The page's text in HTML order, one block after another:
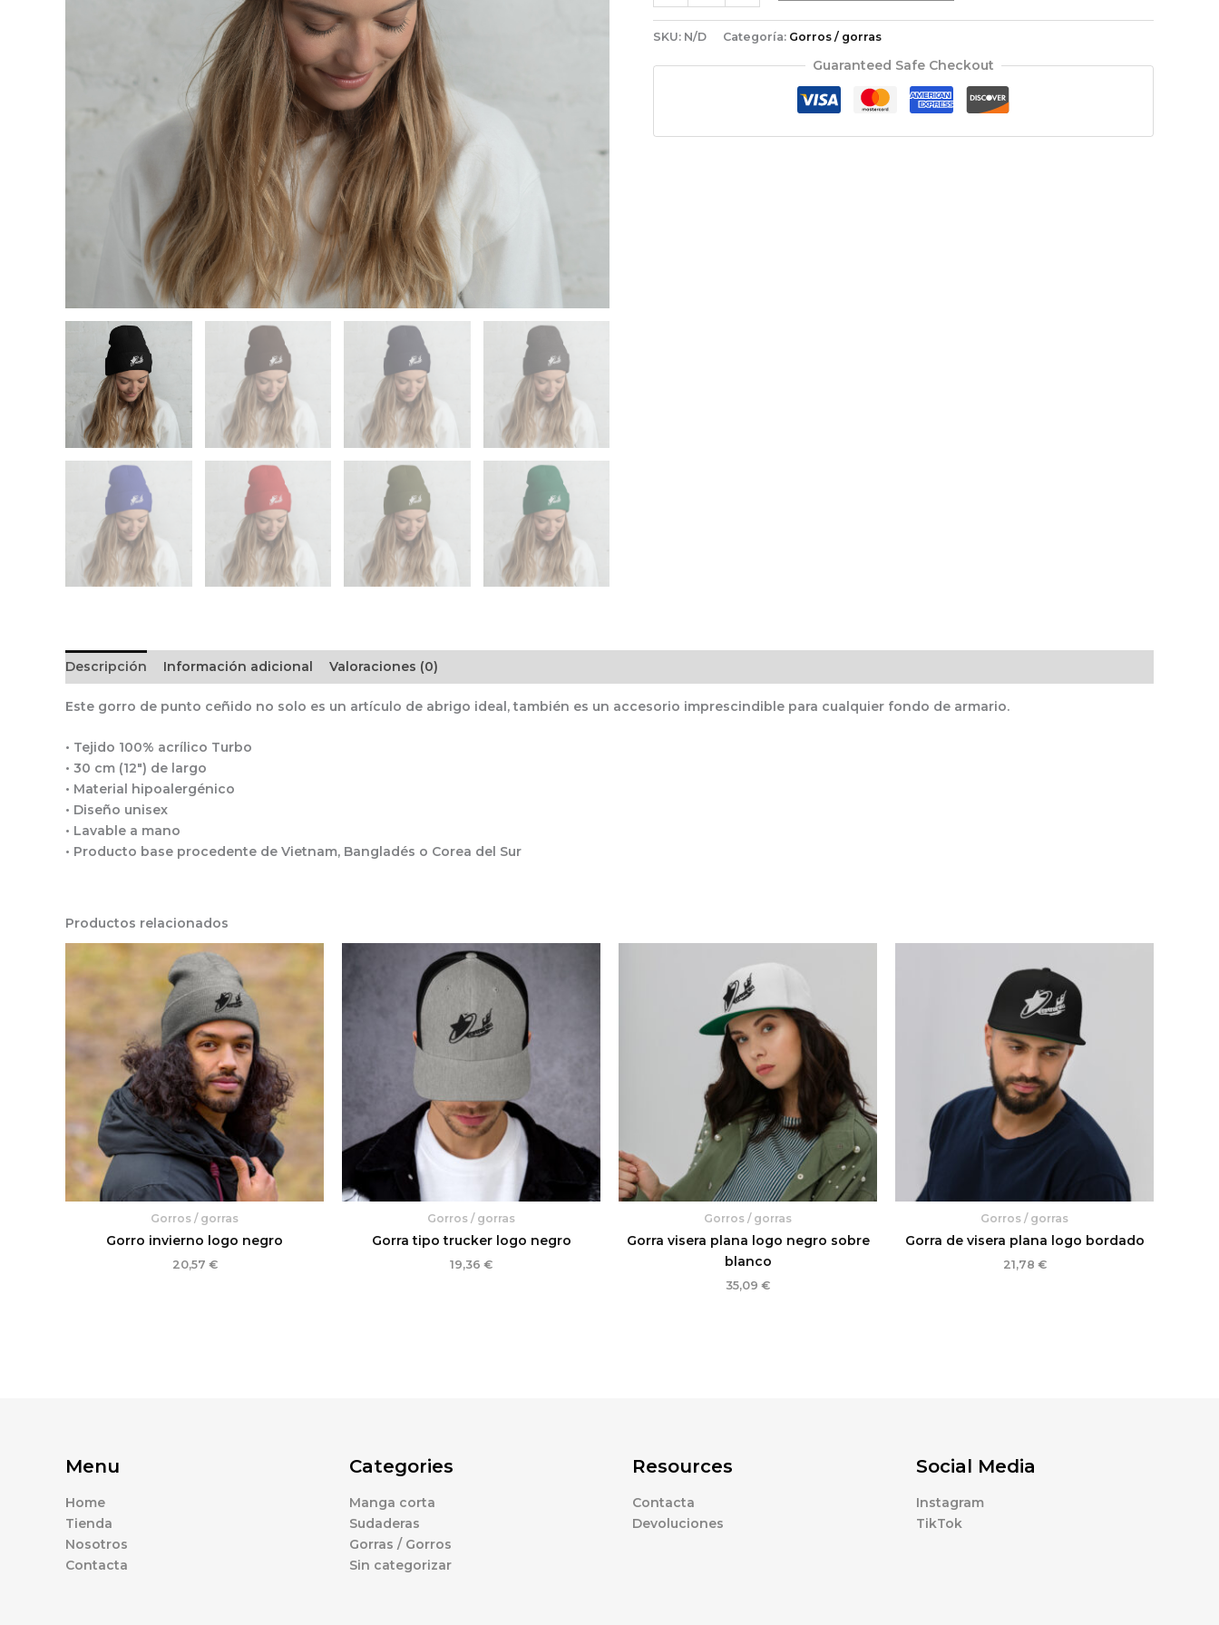
SKU: N/D Categoría: Gorros / gorras
Guaranteed Safe Checkout
Descripción Información adicional Valoraciones (0)
Este gorro de punto ceñido no solo es un artículo de abrigo ideal, también es un accesorio imprescindible para cualquier fondo de armario.
• Tejido 100% acrílico Turbo
• 30 cm (12″) de largo
• Material hipoalergénico
• Diseño unisex
• Lavable a mano
• Producto base procedente de Vietnam, Bangladés o Corea del Sur
Productos relacionados
Gorros / gorras
Gorro invierno logo negro
20,57 €
Gorros / gorras
Gorra tipo trucker logo negro
19,36 €
Gorros / gorras
Gorra visera plana logo negro sobre
blanco
35,09 €
Gorros / gorras
Gorra de visera plana logo bordado
21,78 €
Menu
Home
Tienda
Nosotros
Contacta
Categories
Manga corta
Sudaderas
Gorras / Gorros
Sin categorizar
Resources
Contacta
Devoluciones
Social Media
Instagram
TikTok